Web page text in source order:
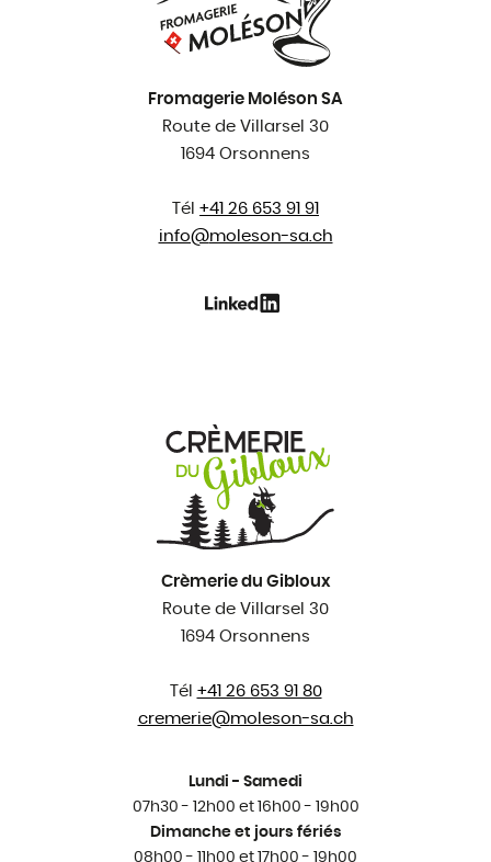
Fromagerie Moléson SA
Route de Villarsel 30
1694 Orsonnens
Tél +41 26 653 91 91
info@moleson-sa.ch
Crèmerie du Gibloux
Route de Villarsel 30
1694 Orsonnens
Tél +41 26 653 91 80
cremerie@moleson-sa.ch
Lundi - Samedi
07h30 - 12h00 et 16h00 - 19h00
Dimanche et jours fériés
08h00 - 11h00 et 17h00 - 19h00